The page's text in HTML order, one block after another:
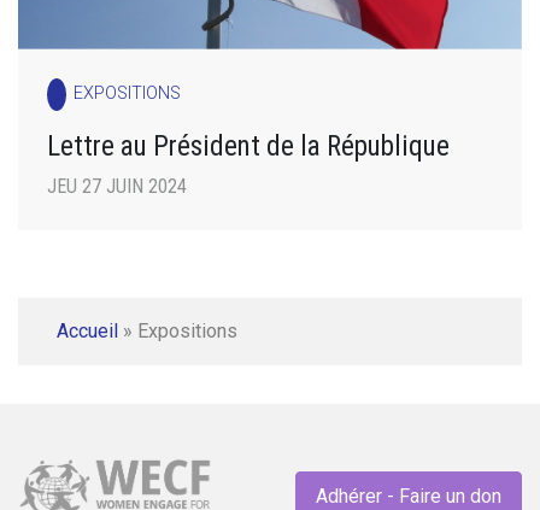
EXPOSITIONS
Lettre au Président de la République
JEU 27 JUIN 2024
Accueil » Expositions
Adhérer - Faire un don